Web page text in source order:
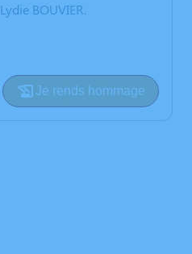
BOUVIER.
Je rends hommage